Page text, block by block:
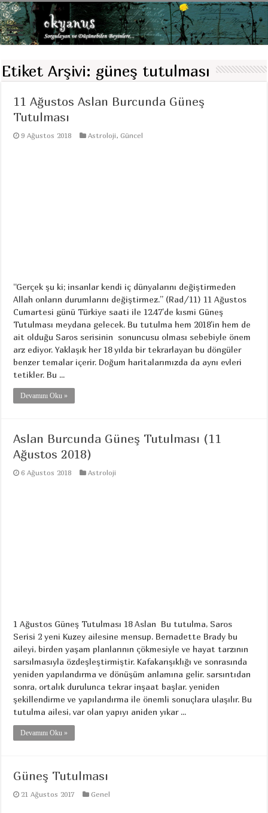
Etiket Arşivi: güneş tutulması
11 Ağustos Aslan Burcunda Güneş
Tutulması
9 Ağustos 2018 Astroloji,Güncel
“Gerçek şu ki; insanlar kendi iç dünyalarını değiştirmeden
Allah onların durumlarını değiştirmez.” (Rad/11) 11 Ağustos
Cumartesi günü Türkiye saati ile 12.47’de kısmi Güneş
Tutulması meydana gelecek. Bu tutulma hem 2018’in hem de
ait olduğu Saros serisinin sonuncusu olması sebebiyle önem
arz ediyor. Yaklaşık her 18 yılda bir tekrarlayan bu döngüler
benzer temalar içerir. Doğum haritalarımızda da aynı evleri
tetikler. Bu ...
Devamını Oku »
Aslan Burcunda Güneş Tutulması (11
Ağustos 2018)
6 Ağustos 2018 Astroloji
1 Ağustos Güneş Tutulması 18 Aslan Bu tutulma, Saros
Serisi 2 yeni Kuzey ailesine mensup. Bernadette Brady bu
aileyi, birden yaşam planlarının çökmesiyle ve hayat tarzının
sarsılmasıyla özdeşleştirmiştir. Kafakarışıklığı ve sonrasında
yeniden yapılandırma ve dönüşüm anlamına gelir. sarsıntıdan
sonra, ortalık durulunca tekrar inşaat başlar. yeniden
şekillendirme ve yapılandırma ile önemli sonuçlara ulaşılır. Bu
tutulma ailesi, var olan yapıyı aniden yıkar ...
Devamını Oku »
Güneş Tutulması
21 Ağustos 2017 Genel